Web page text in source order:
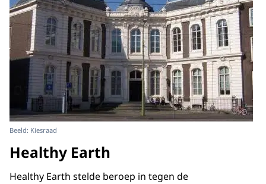
Beeld: Kiesraad
Healthy Earth
Healthy Earth stelde beroep in tegen de